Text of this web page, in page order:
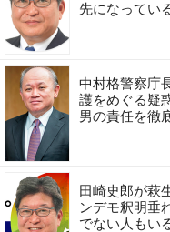
先になってい
中村格警察庁
護をめぐる疑
男の責任を徹
田崎史郎が萩
ンデモ釈明垂
でない人もい